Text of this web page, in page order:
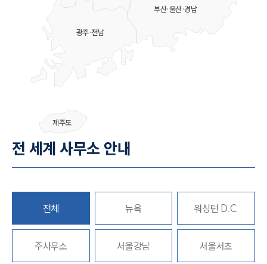
그룹소개
대륜의 강점
오시는 길
고객의 소리
통합검색
업무사례
부산·울산·경남
광주·전남
제주도
전 세계 사무소 안내
전체 뉴욕 워싱턴 D.C.
주사무소 서울강남 서울서초